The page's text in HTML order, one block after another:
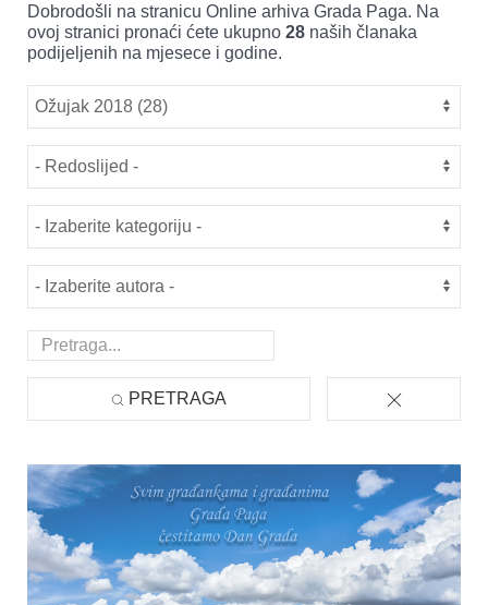
Dobrodošli na stranicu Online arhiva Grada Paga. Na
ovoj stranici pronaći ćete ukupno 28 naših članaka
podijeljenih na mjesece i godine.
PRETRAGA